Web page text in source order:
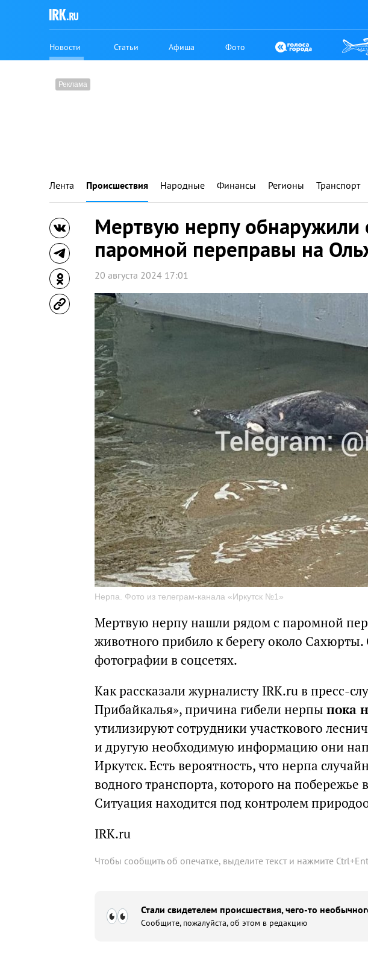
Новости Статьи Афиша Фото
Лента Происшествия Народные Финансы Регионы Транспорт
Мертвую нерпу обнаружили
паромной переправы на
20 августа 2024 17:01
Нерпа. Фото из телеграм-канала «Иркутск №1»
Мертвую нерпу нашли рядом с паромной
животного прибило к берегу около
фотографии в соцсетях.
Как рассказали журналисту IRK.ru в пресс-
Прибайкалья», причина гибели нерпы пока
утилизируют сотрудники участкового
и другую необходимую информацию они
Иркутск. Есть вероятность, что нерпа
водного транспорта, которого на побережье
Ситуация находится под контролем
IRK.ru
Чтобы сообщить об опечатке, выделите текст и нажмите Ctrl+
Стали свидетелем происшествия, чего-то
Сообщите, пожалуйста, об этом в редакцию